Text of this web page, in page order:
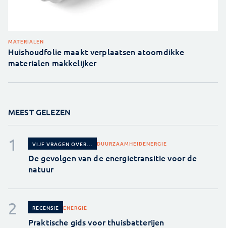
MATERIALEN
Huishoudfolie maakt verplaatsen atoomdikke
materialen makkelijker
MEEST GELEZEN
VIJF VRAGEN OVER... DUURZAAMHEIDENERGIE
De gevolgen van de energietransitie voor de
natuur
RECENSIE ENERGIE
Praktische gids voor thuisbatterijen